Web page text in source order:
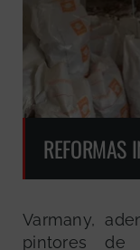
REFORMAS
Varmany,
pintores de